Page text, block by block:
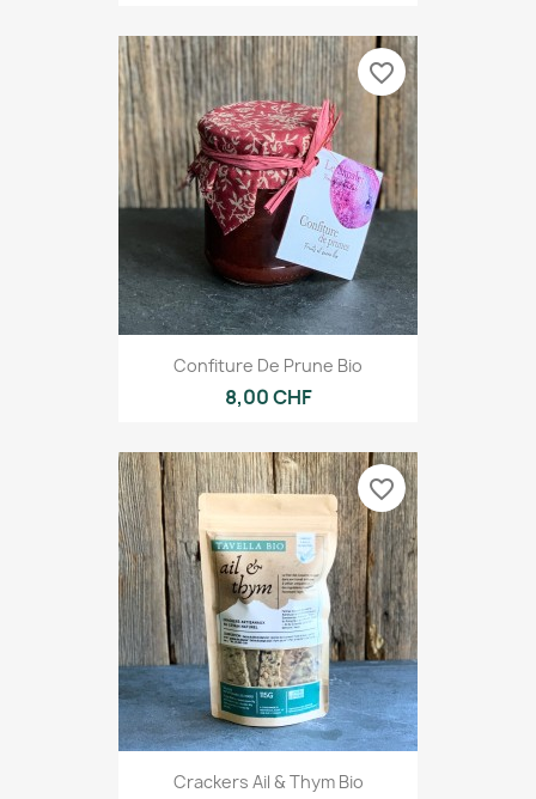
Confiture De Prune Bio
8,00 CHF
favorite_border
Crackers Ail & Thym Bio
favorite_border